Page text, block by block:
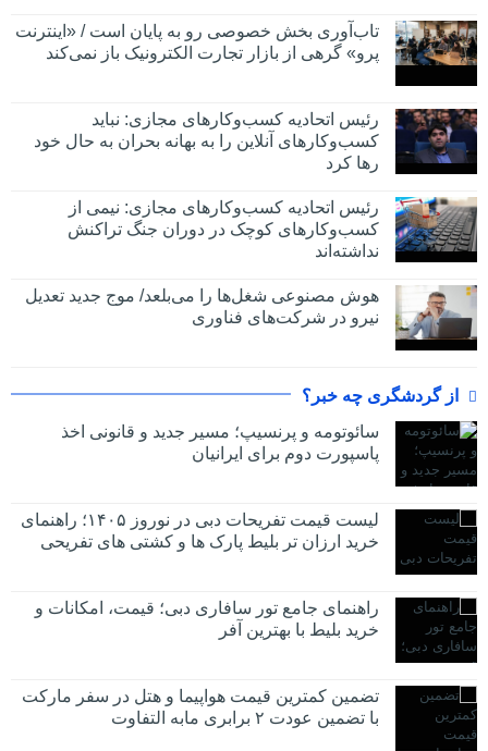
تاب‌آوری بخش خصوصی رو به پایان است / «اینترنت
پرو» گرهی از بازار تجارت الکترونیک باز نمی‌کند
رئیس اتحادیه کسب‌وکارهای مجازی: نباید
کسب‌وکارهای آنلاین را به بهانه بحران به حال خود
رها کرد
رئیس اتحادیه کسب‌وکارهای مجازی: نیمی از
کسب‌وکارهای کوچک در دوران جنگ‌ تراکنش
نداشته‌اند
هوش مصنوعی شغل‌ها را می‌بلعد/ موج جدید تعدیل
نیرو در شرکت‌های فناوری
از گردشگری چه خبر؟
سائوتومه و پرنسیپ؛ مسیر جدید و قانونی اخذ
پاسپورت دوم برای ایرانیان
لیست قیمت تفریحات دبی در نوروز ۱۴۰۵؛ راهنمای
خرید ارزان تر بلیط پارک ها و کشتی های تفریحی
راهنمای جامع تور سافاری دبی؛ قیمت، امکانات و
خرید بلیط با بهترین آفر
تضمین کمترین قیمت هواپیما و هتل در سفر مارکت
با تضمین عودت ۲ برابری مابه التفاوت